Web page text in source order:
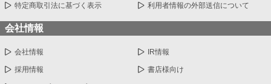
特定商取引法に基づく表示 利用者情報の外部送信について
会社情報
会社情報 IR情報
採用情報 書店様向け